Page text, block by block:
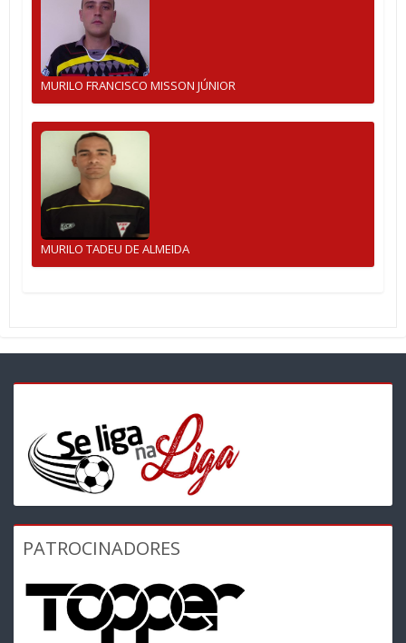
MURILO FRANCISCO MISSON JÚNIOR
MURILO TADEU DE ALMEIDA
PATROCINADORES